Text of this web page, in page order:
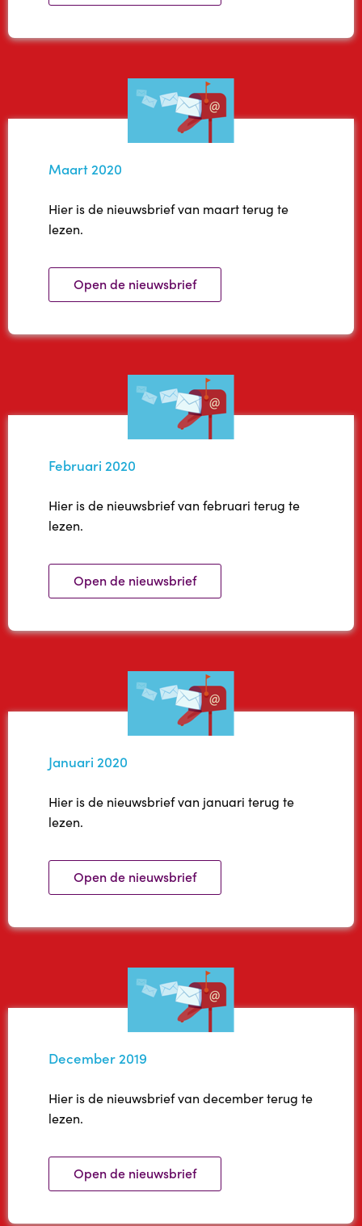
Maart 2020
Hier is de nieuwsbrief van maart terug te
lezen.
Open de nieuwsbrief
Februari 2020
Hier is de nieuwsbrief van februari terug te
lezen.
Open de nieuwsbrief
Januari 2020
Hier is de nieuwsbrief van januari terug te
lezen.
Open de nieuwsbrief
December 2019
Hier is de nieuwsbrief van december terug te
lezen.
Open de nieuwsbrief